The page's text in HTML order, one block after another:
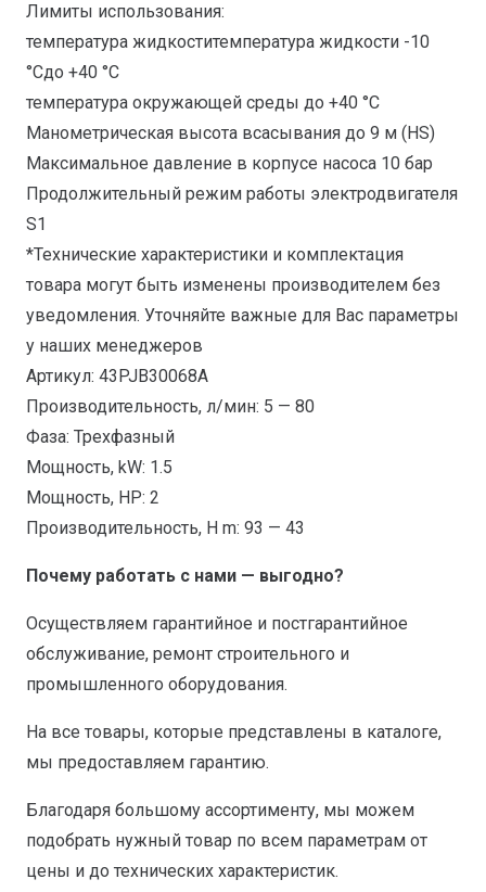
Лимиты использования:
температура жидкоститемпература жидкости -10
°Cдо +40 °C
температура окружающей среды до +40 °C
Манометрическая высота всасывания до 9 м (HS)
Максимальное давление в корпусе насоса 10 бар
Продолжительный режим работы электродвигателя
S1
*Технические характеристики и комплектация
товара могут быть изменены производителем без
уведомления. Уточняйте важные для Вас параметры
у наших менеджеров
Артикул: 43PJB30068A
Производительность, л/мин: 5 — 80
Фаза: Трехфазный
Мощность, kW: 1.5
Мощность, HP: 2
Производительность, H m: 93 — 43
Почему работать с нами — выгодно?
Осуществляем гарантийное и постгарантийное
обслуживание, ремонт строительного и
промышленного оборудования.
На все товары, которые представлены в каталоге,
мы предоставляем гарантию.
Благодаря большому ассортименту, мы можем
подобрать нужный товар по всем параметрам от
цены и до технических характеристик.